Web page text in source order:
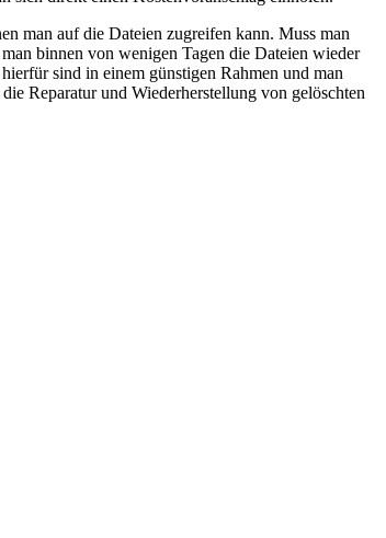
man auf die Dateien zugreifen kann. Muss man
binnen von wenigen Tagen die Dateien wieder
sind in einem günstigen Rahmen und man
Reparatur und Wiederherstellung von gelöschten